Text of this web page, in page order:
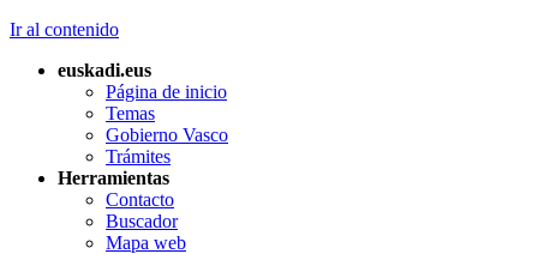
Ir al contenido
euskadi.eus
Página de inicio
Temas
Gobierno Vasco
Trámites
Herramientas
Contacto
Buscador
Mapa web